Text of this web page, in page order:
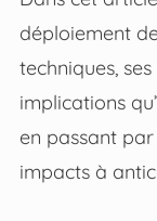
déploiement
techniques,
implications
en passant
impacts à